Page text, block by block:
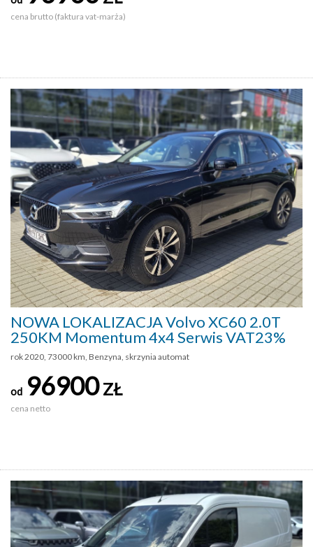
cena brutto (faktura vat-marża)
NOWA LOKALIZACJA Volvo XC60 2.0T
250KM Momentum 4x4 Serwis VAT23%
rok 2020, 73000 km, Benzyna, skrzynia automat
od 96900ZŁ
cena netto